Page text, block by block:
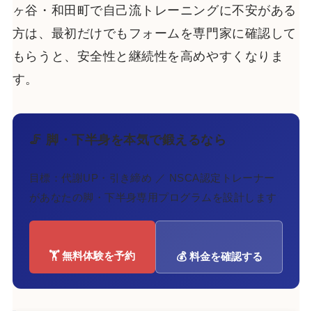
ヶ谷・和田町で自己流トレーニングに不安がある
方は、最初だけでもフォームを専門家に確認して
もらうと、安全性と継続性を高めやすくなりま
す。
🦵 脚・下半身を本気で鍛えるなら
目標：代謝UP・引き締め ／ NSCA認定トレーナー
があなたの脚・下半身専用プログラムを設計します
🏋️ 無料体験を予約 💰 料金を確認する